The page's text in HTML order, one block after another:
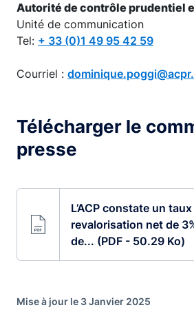
Autorité de contrôle prudentiel
Unité de communication
Tel: + 33 (0)1 49 95 42 59
Courriel :
Télécharger le
presse
L’ACP constate un
revalorisation net de
de... (PDF - 50.29 Ko)
Mise à jour le 3 Janvier 2025